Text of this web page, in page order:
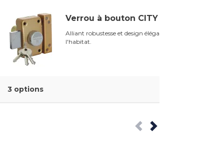
Verrou à bouton CITY
Alliant robustesse et design élégant pour
l'habitat.
3 options